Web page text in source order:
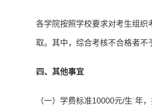
各学院按照学校要求对考生组织
取。其中，综合考核不合格者不
四、其他事宜
（一）学费标准10000元/生˙年